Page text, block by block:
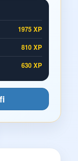
1975 XP
810 XP
630 XP